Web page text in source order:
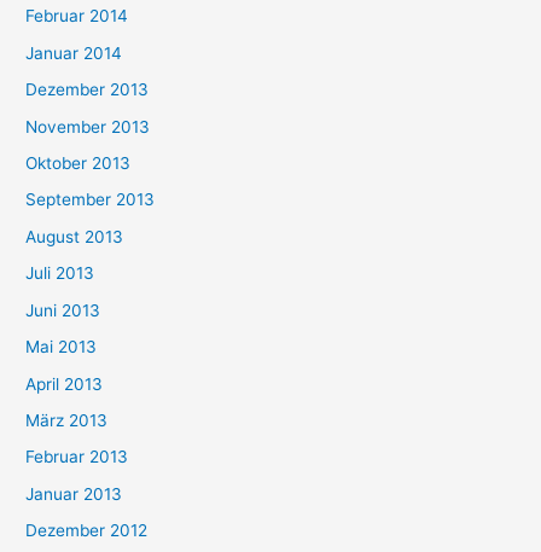
Februar 2014
Januar 2014
Dezember 2013
November 2013
Oktober 2013
September 2013
August 2013
Juli 2013
Juni 2013
Mai 2013
April 2013
März 2013
Februar 2013
Januar 2013
Dezember 2012